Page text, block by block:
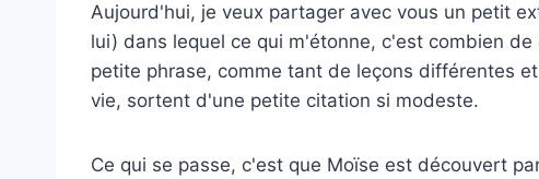
Aujourd'hui, je veux partager avec vous un petit
lui) dans lequel ce qui m'étonne, c'est combien
petite phrase, comme tant de leçons différentes
vie, sortent d'une petite citation si modeste.
Ce qui se passe, c'est que Moïse est découvert